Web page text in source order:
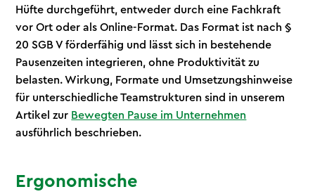
Hüfte durchgeführt, entweder durch eine Fachkraft
vor Ort oder als Online-Format. Das Format ist nach §
20 SGB V förderfähig und lässt sich in bestehende
Pausenzeiten integrieren, ohne Produktivität zu
belasten. Wirkung, Formate und Umsetzungshinweise
für unterschiedliche Teamstrukturen sind in unserem
Artikel zur Bewegten Pause im Unternehmen
ausführlich beschrieben.
Ergonomische